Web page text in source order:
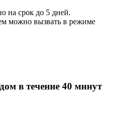
на срок до 5 дней.
можно вызвать в режиме
в течение 40 минут